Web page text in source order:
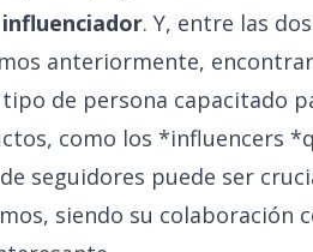
. Y, entre las
anteriormente,
de persona capacitado
como los *influencers
seguidores puede ser
siendo su colaboración